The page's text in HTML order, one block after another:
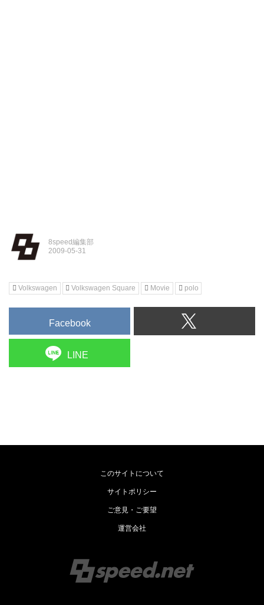
8speed編集部
Volkswagen Volkswagen Square Movie polo
Facebook
LINE
このサイトについて
サイトポリシー
ご意見・ご要望
運営会社